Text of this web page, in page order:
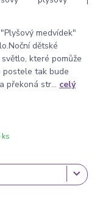
medvídek"
dětské
které pomůže
postele tak bude
překoná str... celý